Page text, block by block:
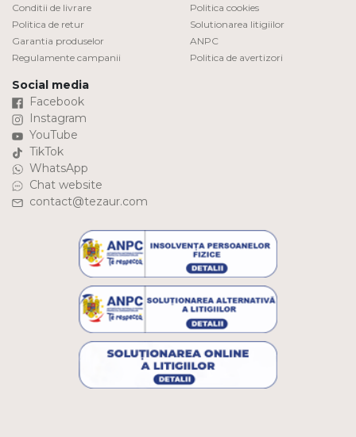
Conditii de livrare
Politica de retur
Garantia produselor
Regulamente campanii
Politica cookies
Solutionarea litigiilor
ANPC
Politica de avertizori
Social media
Facebook
Instagram
YouTube
TikTok
WhatsApp
Chat website
contact@tezaur.com